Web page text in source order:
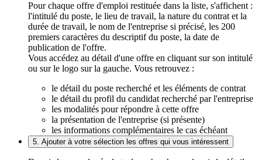
Pour chaque offre d'emploi restituée dans la liste, s'affichent :
l'intitulé du poste, le lieu de travail, la nature du contrat et la
durée de travail, le nom de l'entreprise si précisé, les 200
premiers caractères du descriptif du poste, la date de
publication de l'offre.
Vous accédez au détail d'une offre en cliquant sur son intitulé
ou sur le logo sur la gauche. Vous retrouvez :
le détail du poste recherché et les éléments de contrat
le détail du profil du candidat recherché par l'entreprise
les modalités pour répondre à cette offre
la présentation de l'entreprise (si présente)
les informations complémentaires le cas échéant
5. Ajouter à votre sélection les offres qui vous intéressent